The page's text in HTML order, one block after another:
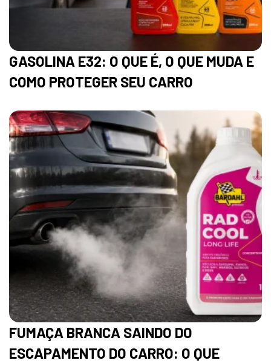
GASOLINA E32: O QUE É, O QUE MUDA E
COMO PROTEGER SEU CARRO
FUMAÇA BRANCA SAINDO DO
ESCAPAMENTO DO CARRO: O QUE